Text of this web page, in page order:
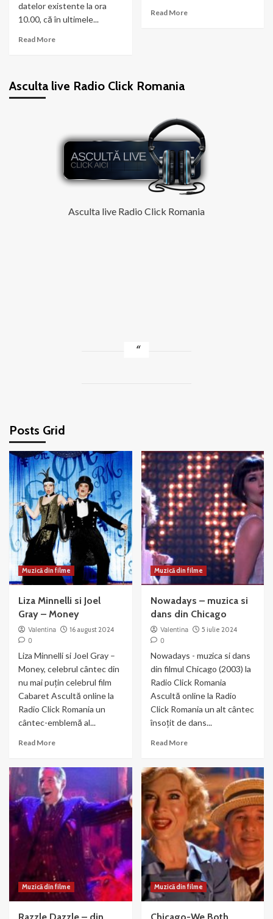
datelor existente la ora
10.00, că în ultimele...
Read MoreRead
COVID-
Scade
numărul
cazurilor
noi
Read MoreRead
Asculta live Radio Click Romania
Asculta live Radio Click Romania
Posts Grid
Muzică din filme
Liza Minnelli si Joel
Gray – Money
Valentina
16 august 2024
0
Liza Minnelli si Joel Gray –
Money, celebrul cântec din
nu mai puțin celebrul film
Cabaret Ascultă online la
Radio Click Romania un
cântec-emblemă al...
Read MoreRead
Liza
Minnelli
si
Joel
Gray
–
Muzică din filme
Nowadays – muzica si
dans din Chicago
Valentina
5 iulie 2024
0
Nowadays - muzica si dans
din filmul Chicago (2003) la
Radio Click Romania
Ascultă online la Radio
Click Romania un alt cântec
însoțit de dans...
Read MoreRead
Nowadays
–
muzica
si
dans
din
Chicago
Muzică din filme Muzică din filme